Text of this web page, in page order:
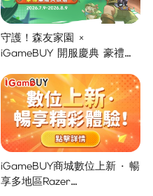
守護！森友家園 ×
iGameBUY 開服慶典 豪禮集
iGameBUY商城數位上新 · 暢
享多地區Razer